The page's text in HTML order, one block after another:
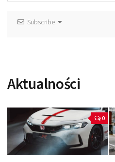
Subscribe
Aktualności
0